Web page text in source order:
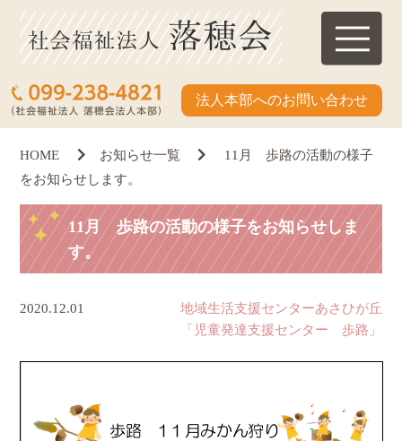
法人本部へのお問い合わせ
HOME お知らせ一覧
11月 歩路の活動の様子
をお知らせします。
11月 歩路の活動の様子をお知らせしま
す。
地域生活支援センターあさひが丘
「児童発達支援センター 歩路」
2020.12.01